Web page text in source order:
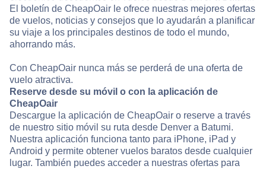
El boletín de CheapOair le ofrece nuestras mejores ofertas
de vuelos, noticias y consejos que lo ayudarán a planificar
su viaje a los principales destinos de todo el mundo,
ahorrando más.
Con CheapOair nunca más se perderá de una oferta de
vuelo atractiva.
Reserve desde su móvil o con la aplicación de
CheapOair
Descargue la aplicación de CheapOair o reserve a través
de nuestro sitio móvil su ruta desde Denver a Batumi.
Nuestra aplicación funciona tanto para iPhone, iPad y
Android y permite obtener vuelos baratos desde cualquier
lugar. También puedes acceder a nuestras ofertas para